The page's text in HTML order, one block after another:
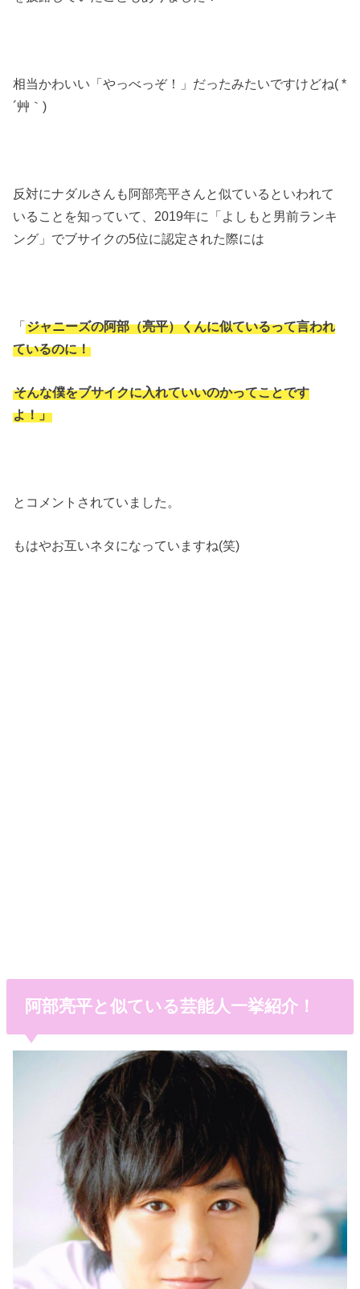
相当かわいい「やっべっぞ！」だったみたいですけどね( *
´艸｀)
反対にナダルさんも阿部亮平さんと似ているといわれて
いることを知っていて、2019年に「よしもと男前ランキ
ング」でブサイクの5位に認定された際には
「ジャニーズの阿部（亮平）くんに似ているって言われ
ているのに！
そんな僕をブサイクに入れていいのかってことです
よ！」
とコメントされていました。
もはやお互いネタになっていますね(笑)
阿部亮平と似ている芸能人一挙紹介！